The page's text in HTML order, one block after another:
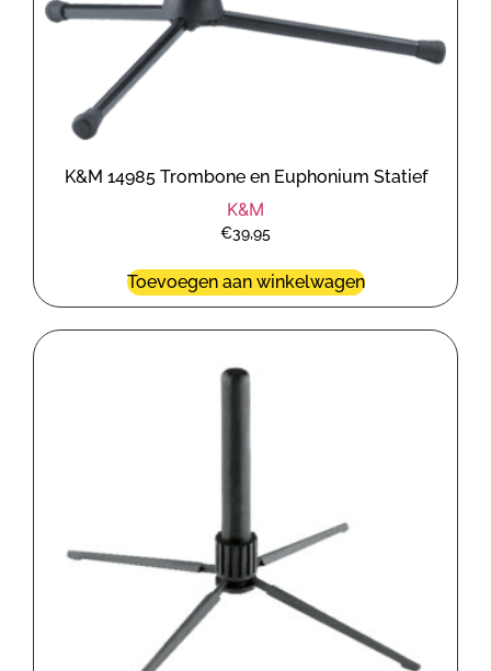
K&M 14985 Trombone en Euphonium Statief
K&M
€39,95
Toevoegen aan winkelwagen